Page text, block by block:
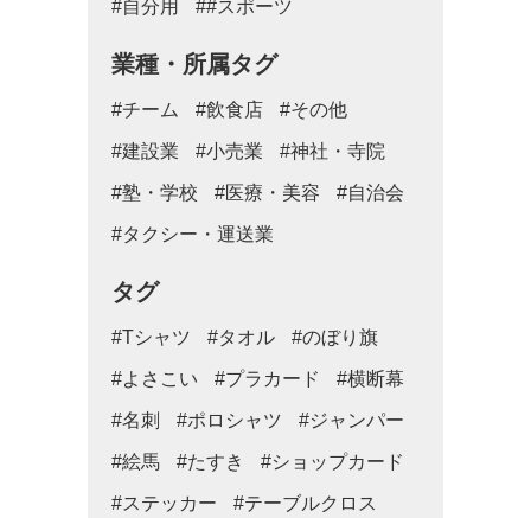
#自分用 ##スポーツ
業種・所属タグ
#チーム #飲食店 #その他
#建設業 #小売業 #神社・寺院
#塾・学校 #医療・美容 #自治会
#タクシー・運送業
タグ
#Tシャツ #タオル #のぼり旗
#よさこい #プラカード #横断幕
#名刺 #ポロシャツ #ジャンパー
#絵馬 #たすき #ショップカード
#ステッカー #テーブルクロス